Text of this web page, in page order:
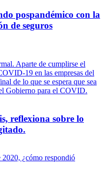
pospandémico con la
de seguros
Aparte de cumplirse el
19 en las empresas del
de lo que se espera que sea
Gobierno para el COVID.
reflexiona sobre lo
¿cómo respondió